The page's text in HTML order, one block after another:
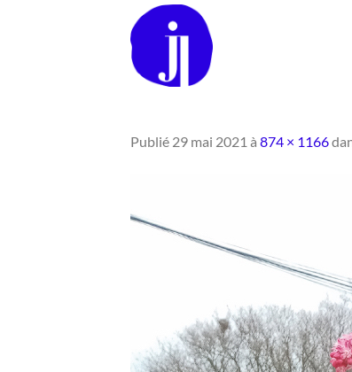
Publié 29 mai 2021 à 874 × 1166